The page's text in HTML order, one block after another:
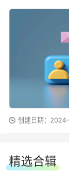
创建日期：
精选合辑